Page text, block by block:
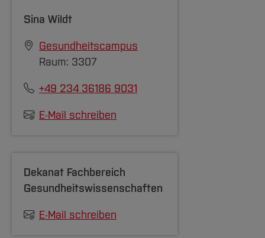
Sina Wildt
Gesundheitscampus
Raum: 3307
+49 234 36186 9031
E-Mail schreiben
Dekanat Fachbereich
Gesundheitswissenschaften
E-Mail schreiben